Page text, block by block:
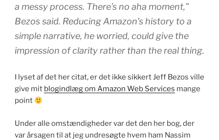
a messy process. There’s no aha moment,”
Bezos said. Reducing Amazon’s history to a
simple narrative, he worried, could give the
impression of clarity rather than the real thing.
I lyset af det her citat, er det ikke sikkert Jeff Bezos ville
give mit blogindlæg om Amazon Web Services mange
point
Under alle omstændigheder var det den her bog, der
var årsagen til at jeg undresøgte hvem ham Nassim